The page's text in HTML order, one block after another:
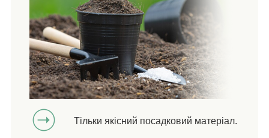
Тільки якісний посадковий матеріал.